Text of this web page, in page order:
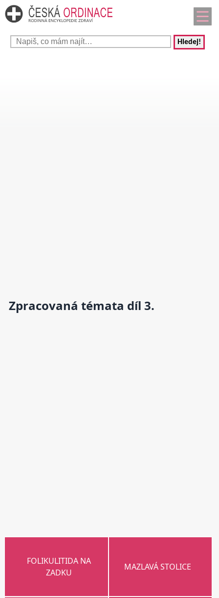
Hledej!
Zpracovaná témata díl 3.
FOLIKULITIDA NA
ZADKU
MAZLAVÁ STOLICE